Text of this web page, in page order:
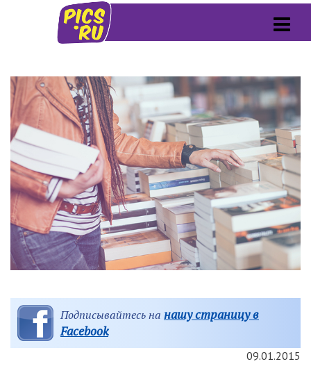
Подписывайтесь на нашу страницу в
Facebook
09.01.2015